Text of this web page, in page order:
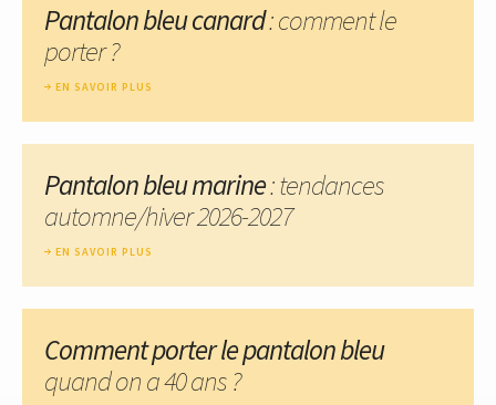
Pantalon bleu canard: comment le
porter ?
EN SAVOIR PLUS
Pantalon bleu marine: tendances
automne/hiver 2026-2027
EN SAVOIR PLUS
Comment porter le pantalon bleu
quand on a 40 ans ?